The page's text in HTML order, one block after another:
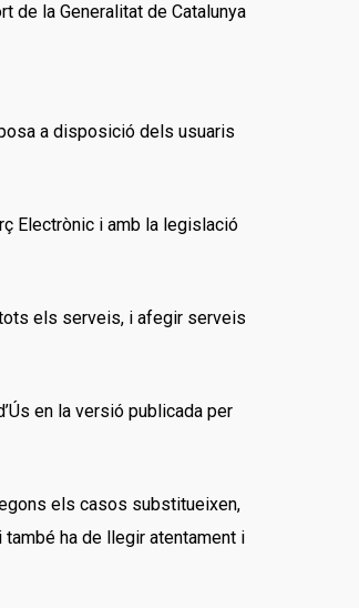
de la Generalitat de Catalunya
a disposició dels usuaris
Electrònic i amb la legislació
els serveis, i afegir serveis
en la versió publicada per
els casos substitueixen,
ha de llegir atentament i